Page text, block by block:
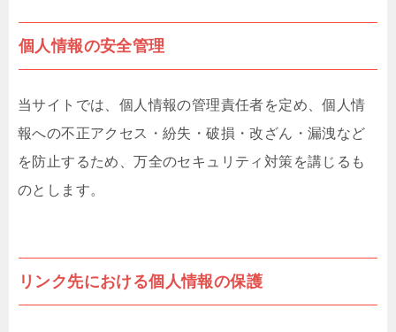
個人情報の安全管理
当サイトでは、個人情報の管理責任者を定め、個人情
報への不正アクセス・紛失・破損・改ざん・漏洩など
を防止するため、万全のセキュリティ対策を講じるも
のとします。
リンク先における個人情報の保護